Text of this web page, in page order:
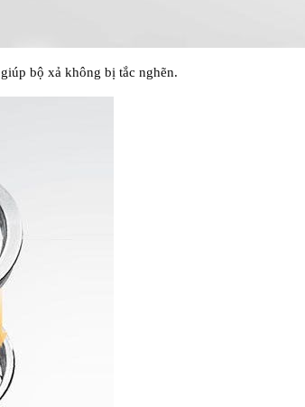
bộ xả không bị tắc nghẽn.